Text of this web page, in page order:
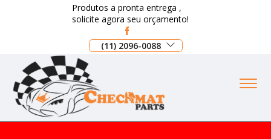
Produtos a pronta entrega ,
solicite agora seu orçamento!
(11) 2096-0088